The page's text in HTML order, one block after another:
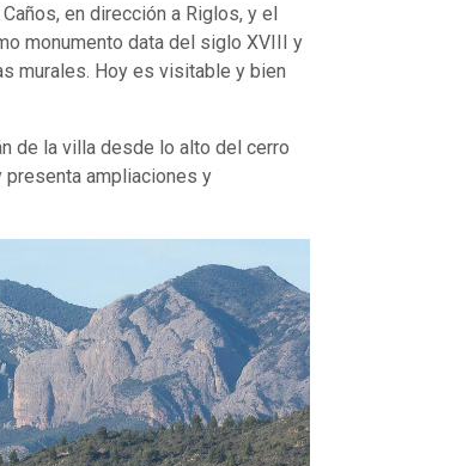
en dirección a Riglos, y el
monumento data del siglo XVIII y
murales. Hoy es visitable y bien
de la villa desde lo alto del cerro
presenta ampliaciones y